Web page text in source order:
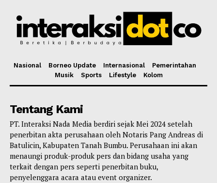
Nasional Borneo Update Internasional
Pemerintahan
Musik
Sports Lifestyle Kolom
Tentang Kami
PT. Interaksi Nada Media berdiri sejak Mei 2024 setelah
penerbitan akta perusahaan oleh Notaris Pang Andreas di
Batulicin, Kabupaten Tanah Bumbu. Perusahaan ini akan
menaungi produk-produk pers dan bidang usaha yang
terkait dengan pers seperti penerbitan buku,
penyelenggara acara atau event organizer.